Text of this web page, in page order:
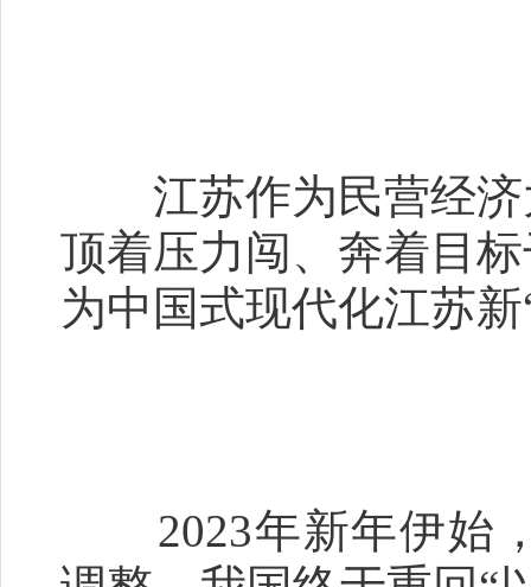
江苏作为民营经济
顶着压力闯、奔着目
为中国式现代化江苏
2023年新年伊始，